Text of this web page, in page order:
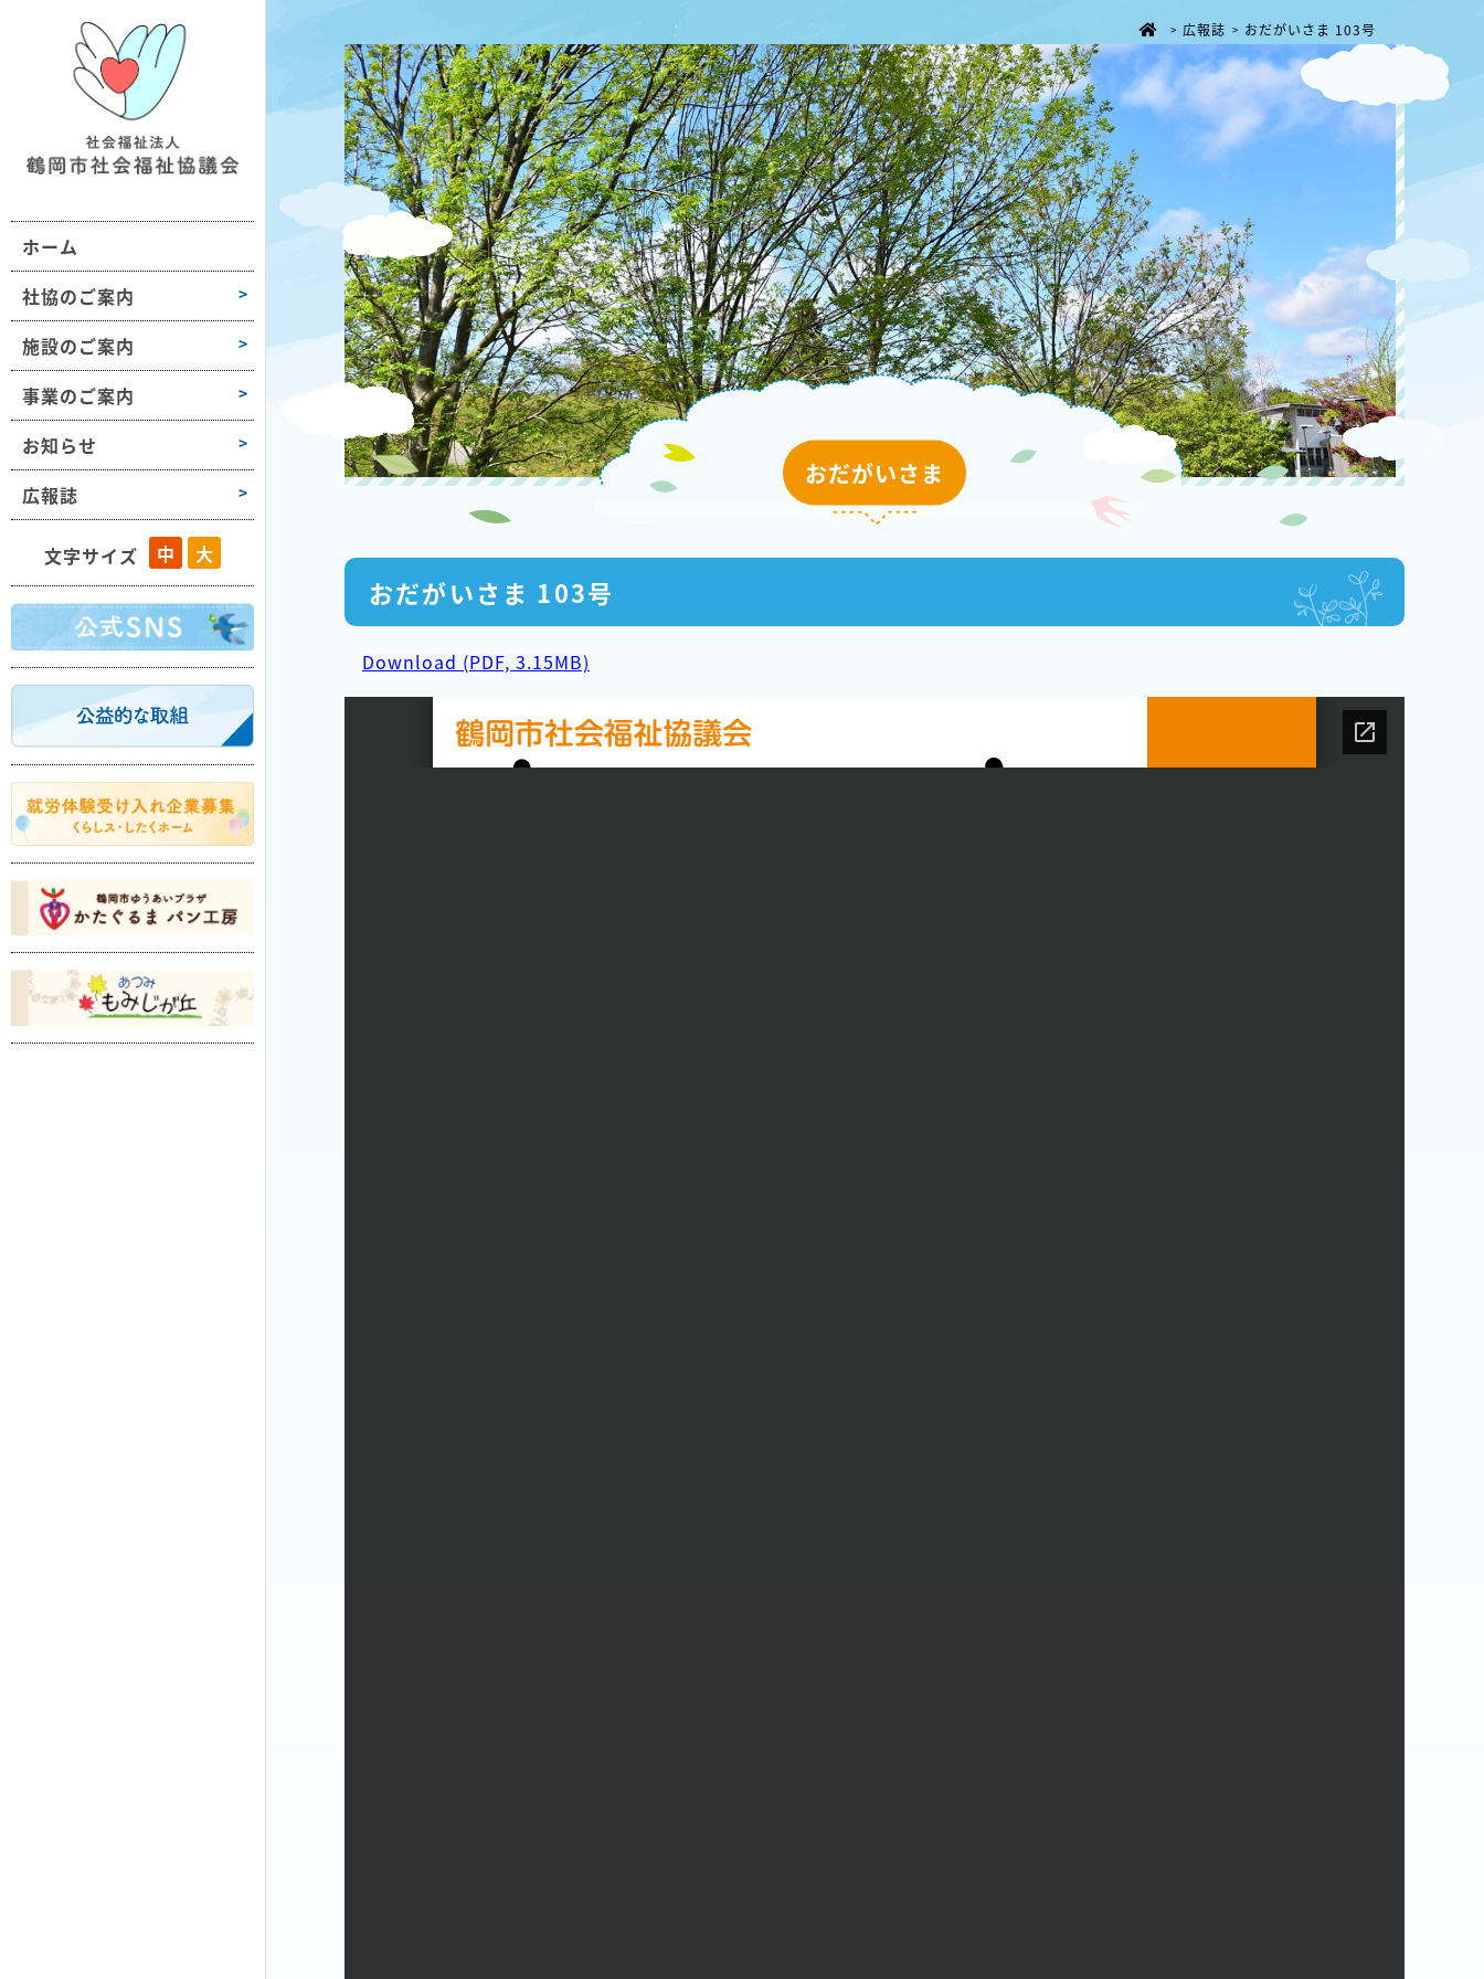
ホーム
社協のご案内
社協について
織図・沿革
施設のご案内
1学区
3学区
4学区
5学区
山
浦
引
日
海
事業のご案内
域の福祉活動支援
ランティア活動支援
齢者や障害のある方への支援
護保険サービス
がい福祉サービス
金活動
お知らせ
業所情報
種様式
広報誌
ラセンだより
文字サイズ 中 大
> 広報誌 > おだがいさま 103号
おだがいさま
おだがいさま 103号
Download (PDF, 3.15MB)